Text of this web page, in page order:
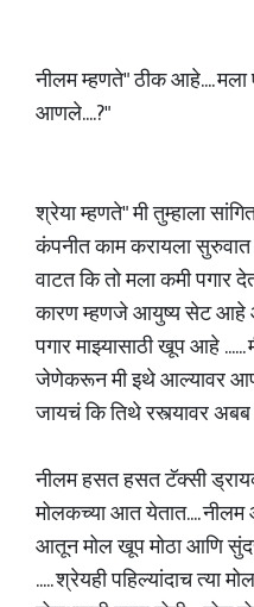
नीलम म्हणते" ठीक आहे....
आणले....?"
श्रेया म्हणते" मी तुम्हाला
कंपनीत काम करायला
वाटत कि तो मला कमी पगार
कारण म्हणजे आयुष्य सेट आहे
पगार माझ्यासाठी खूप आहे
जेणेकरून मी इथे आल्यावर
जायचं कि तिथे रस्त्यावर
नीलम हसत हसत टॅक्सी
मोलकच्या आत येतात....
आतून मोल खूप मोठा आणि
..... श्रेयही पहिल्यांदाच त्या